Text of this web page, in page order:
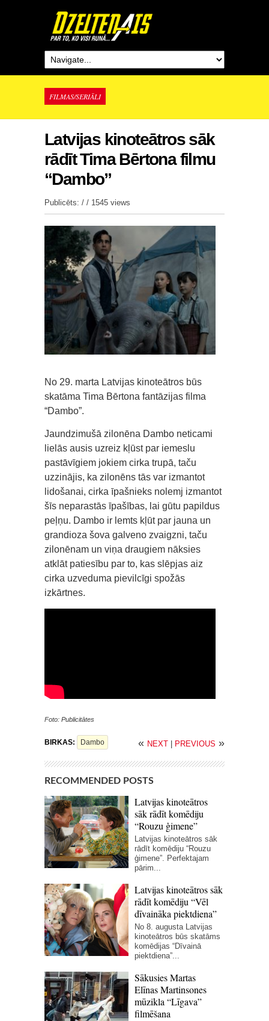
FILMAS/SERIĀLI
Latvijas kinoteātros sāk
rādīt Tima Bērtona filmu
“Dambo”
Publicēts: / / 1545 views
No 29. marta Latvijas kinoteātros būs
skatāma Tima Bērtona fantāzijas filma
“Dambo”.
Jaundzimušā zilonēna Dambo neticami
lielās ausis uzreiz kļūst par iemeslu
pastāvīgiem jokiem cirka trupā, taču
uzzinājis, ka zilonēns tās var izmantot
lidošanai, cirka īpašnieks nolemj izmantot
šīs neparastās īpašības, lai gūtu papildus
peļņu. Dambo ir lemts kļūt par jauna un
grandioza šova galveno zvaigzni, taču
zilonēnam un viņa draugiem nāksies
atklāt patiesību par to, kas slēpjas aiz
cirka uzveduma pievilcīgi spožās
izkārtnes.
Foto: Publicitātes
BIRKAS: Dambo « NEXT PREVIOUS »
RECOMMENDED POSTS
Latvijas kinoteātros
sāk rādīt komēdiju
“Rouzu ģimene”
Latvijas kinoteātros sāk
rādīt komēdiju “Rouzu
ģimene”. Perfektajam
pārim...
Latvijas kinoteātros sāk
rādīt komēdiju “Vēl
dīvaināka piektdiena”
No 8. augusta Latvijas
kinoteātros būs skatāms
komēdijas “Dīvainā
piektdiena”...
Sākusies Martas
Elīnas Martinsones
mūzikla “Līgava”
filmēšana